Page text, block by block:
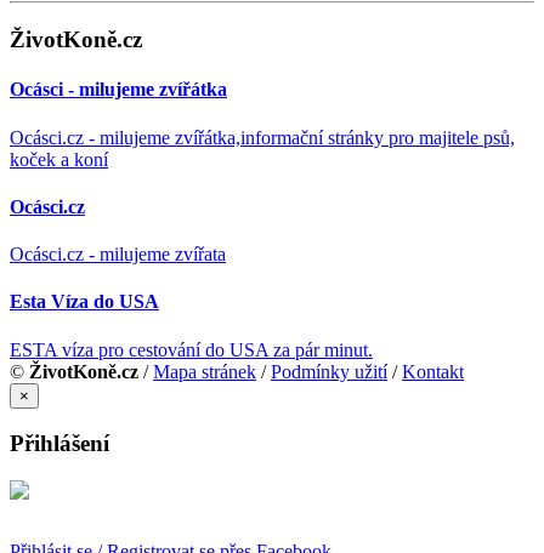
ŽivotKoně.cz
Ocásci - milujeme zvířátka
Ocásci.cz - milujeme zvířátka,informační stránky pro majitele psů,
koček a koní
Ocásci.cz
Ocásci.cz - milujeme zvířata
Esta Víza do USA
ESTA víza pro cestování do USA za pár minut.
© ŽivotKoně.cz /Mapa stránek /Podmínky užití/Kontakt
×
Přihlášení